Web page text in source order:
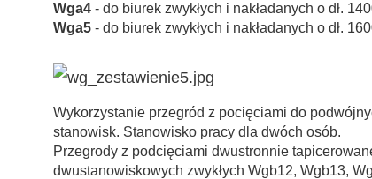
Wga4 - do biurek zwykłych i nakładanych o dł.
Wga5 - do biurek zwykłych i nakładanych o dł.
Wykorzystanie przegród z pocięciami do
stanowisk. Stanowisko pracy dla dwóch osób.
Przegrody z podcięciami dwustronnie
dwustanowiskowych zwykłych Wgb12, Wgb13,